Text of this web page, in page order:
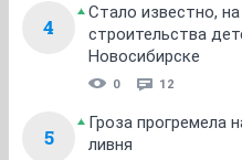
4
Стало известно,
строительства
Новосибирске
0 12
5
Гроза прогремела
ливня